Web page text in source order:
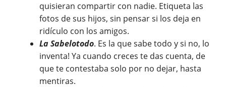
quisieran compartir con nadie. Etiqueta las
fotos de sus hijos, sin pensar si los deja en
ridículo con los amigos.
La Sabelotodo. Es la que sabe todo y si no, lo
inventa! Ya cuando creces te das cuenta, de
que te contestaba solo por no dejar, hasta
mentiras.